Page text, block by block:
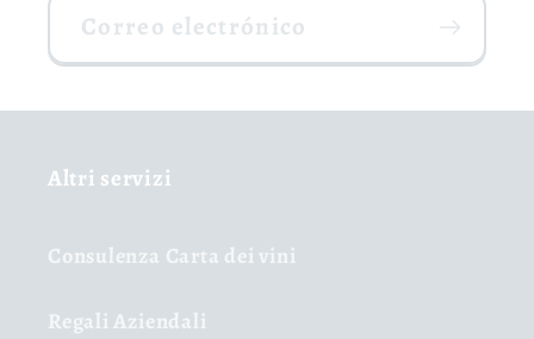
Correo electrónico
Altri servizi
Consulenza Carta dei vini
Regali Aziendali